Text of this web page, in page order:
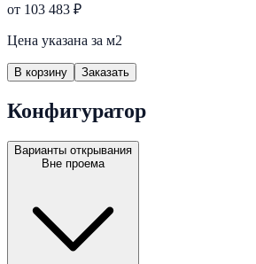
от 103 483 ₽
Цена указана за м2
В корзину Заказать
Конфигуратор
Варианты открывания
Вне проема